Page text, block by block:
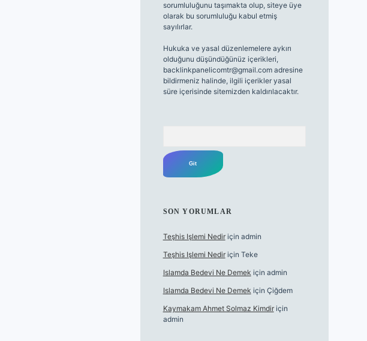
sorumluluğunu taşımakta olup, siteye üye
olarak bu sorumluluğu kabul etmiş
sayılırlar.
Hukuka ve yasal düzenlemelere aykırı
olduğunu düşündüğünüz içerikleri,
backlinkpanelicomtr@gmail.comadresine
bildirmeniz halinde, ilgili içerikler yasal
süre içerisinde sitemizden kaldırılacaktır.
SON YORUMLAR
Teşhis Işlemi Nediriçin admin
Teşhis Işlemi Nediriçin Teke
Islamda Bedevi Ne Demek için admin
Islamda Bedevi Ne Demek için Çiğdem
Kaymakam Ahmet Solmaz Kimdiriçin
admin